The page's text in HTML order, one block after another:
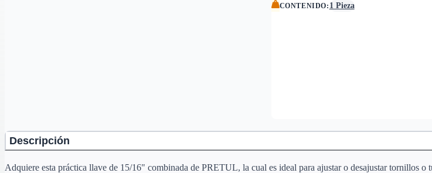
CONTENIDO: 1 Pieza
Descripción
Adquiere esta práctica llave de 15/16" combinada de PRETUL, la cual es ideal para ajustar o desajustar tornillos o